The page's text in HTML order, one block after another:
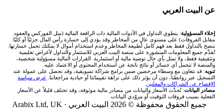
اكس تي بي XTB
انتراكتيف بروكرز IBKR
شركات تداول في الأردن
شركات تداول في العراق
شركات تداول في فلسطين
🇪🇬 البورصة المصرية
🇶🇦 بورصة قطر
🇯🇴 بورصة عمّان
🇧🇭 بورصة البحرين
🧮 حاسبة حجم اللوت
📊 حاسبة قيمة النقطة
💰 حاسبة ربح الفوركس
📌 حاسبة النقاط المحورية
📏 حاسبة حجم المركز
🏆 لوحة المحلّلين
✍️ اكتب تحليلك
🌐 المؤشرات العالمية
🥇 سعر الذهب اليوم
🥇 أسعار الذهب والمعادن
💱 أسعار العملات والفوركس
💵 سعر الريال السعودي في مصر
عن البيت العربي
من نحن
تواصل معنا
فريق المؤلفين
مقالات تعليمية
إخلاء المسؤولية: ينطوي التداول في الأدوات المالية ذات الرافعة المالية (مثل الفوركس والعقود
مقابل الفروقات) على مستوى عالٍ من المخاطر وقد يؤدي إلى خسارة رأس المال جزئيًا أو كليًا.
ننصح بالتداول فقط بعد فهم كامل لطبيعة المخاطر وعدم استخدام أموال لا يمكنك تحمل خسارتها.
تُقدَّم جميع المعلومات المنشورة على منصة البيت العربي للاستثمار والتداول لأغراض تعليمية
وتثقيفية فقط، ولا تمثل بأي حال توصية مالية أو استثمارية. القرارات المالية مسؤولية شخصية،
والمنصة لا تتحمل أي خسائر أو نتائج ناتجة عن استخدام المحتوى أو الاعتماد عليه.
تنويه: قد نتعاون مع وسطاء مرخصين ضمن برامج شراكة تسويقية، وقد نحصل على عمولة عند
التسجيل عبر روابطنا، دون أن يؤثر ذلك على نزاهة تقييماتنا أو حيادية مراجعاتنا. عرض سياسة
الإفصاح عن الشراكات والمعلنين
مصادر البيانات: تُحدَّث الأسعار والبيانات من مصادر مالية موثوقة، وقد تختلف قليلاً عن الأسعار
الفعلية بسبب فروقات التوقيت أو مزوّدي البيانات.
جميع الحقوق محفوظة © 2026 البيت العربي · Arabix Ltd, UK